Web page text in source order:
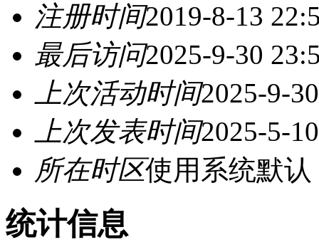
注册时间2019-8-13
最后访问2025-9-30
上次活动时间2025-9-
上次发表时间2025-5-
所在时区使用系统默认
统计信息